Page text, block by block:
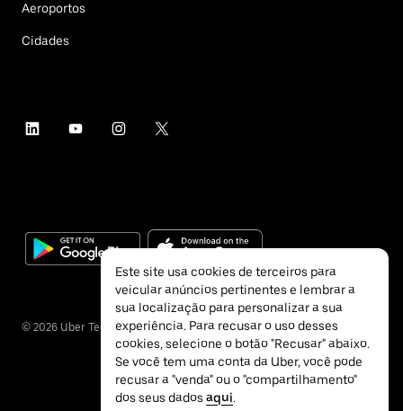
Aeroportos
Cidades
© 2026 Uber Technologies Inc.
Este site usa cookies de terceiros para
veicular anúncios pertinentes e lembrar a
sua localização para personalizar a sua
experiência. Para recusar o uso desses
cookies, selecione o botão "Recusar" abaixo.
Se você tem uma conta da Uber, você pode
recusar a "venda" ou o "compartilhamento"
dos seus dados aqui.